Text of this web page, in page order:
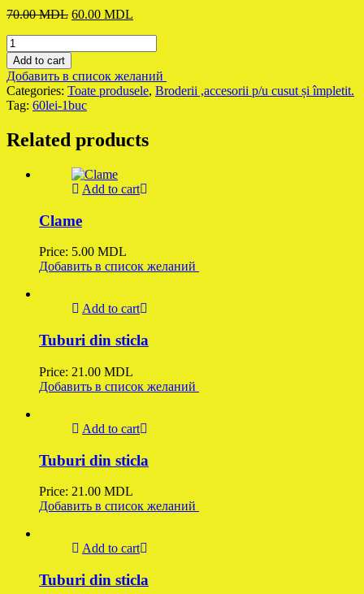
70.00MDL Original
70.00 MDL.
60.00 MDL
Broderii,accesorii
p/u
cusut
și
împletit.
quantity
Add to cart
Добавить в список желаний
Categories: Toate produsele, Broderii ,accesorii p/u cusut și împletit.
Tag: 60lei-1buc
Related products
Add to cart
Clame
Price: 5.00 MDL
Добавить в список желаний
Add to cart
Tuburi din sticla
Price: 21.00 MDL
Добавить в список желаний
Add to cart
Tuburi din sticla
Price: 21.00 MDL
Добавить в список желаний
Add to cart
Tuburi din sticla